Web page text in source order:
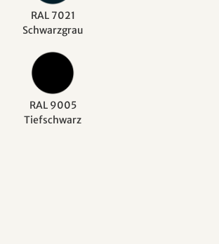
RAL 7021
Schwarzgrau
RAL 9005
Tiefschwarz